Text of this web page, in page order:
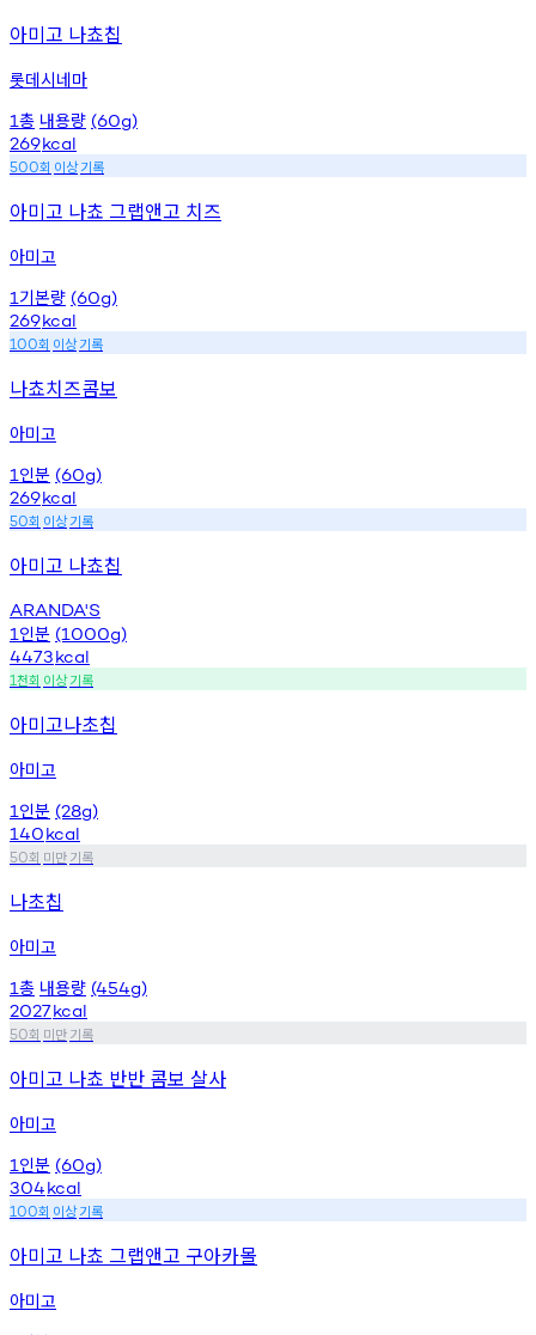
아미고 나쵸칩
롯데시네마
1총 내용량 (60g)
269kcal
500회 이상기록
아미고 나쵸 그랩앤고 치즈
아미고
1 기본량 (60g)
269kcal
100회 이상기록
나쵸치즈콤보
아미고
1 인분 (60g)
269kcal
50회 이상기록
아미고 나쵸칩
ARANDA'S
1 인분 (1000g)
4473kcal
1천회 이상기록
아미고나초칩
아미고
1 인분 (28g)
140kcal
50회 미만기록
나초칩
아미고
1총 내용량 (454g)
2027kcal
50회 미만기록
아미고 나쵸 반반 콤보 살사
아미고
1 인분 (60g)
304kcal
100회 이상기록
아미고 나쵸 그랩앤고 구아카몰
아미고